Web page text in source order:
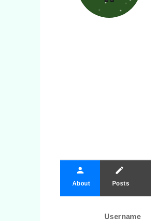
person
About
create
Posts
Username